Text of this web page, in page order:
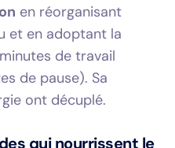
en réorganisant
et en adoptant la
de travail
de pause). Sa
ont décuplé.
qui nourrissent le